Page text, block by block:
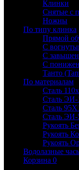
Клинки
Снятые с
Ножны
По типу клинка
Прямой
С
С
С
Танто
По материалам
Сталь
Сталь
Сталь
Сталь
Рукоять
Рукоять
Рукоять
Водолазные
Корзина 0